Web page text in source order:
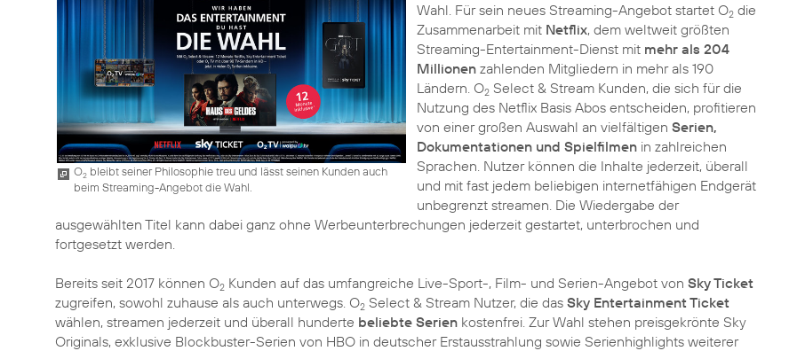
O2 bleibt seiner Philosophie treu und lässt seinen Kunden auch
beim Streaming-Angebot die Wahl.
Wahl. Für sein neues Streaming-Angebot startet O2die
Zusammenarbeit mit Netflix, dem weltweit größten
Streaming-Entertainment-Dienst mit mehr als 204
Millionenzahlenden Mitgliedern in mehr als 190
Ländern. O2Select & Stream Kunden, die sich für die
Nutzung des Netflix Basis Abos entscheiden, profitieren
von einer großen Auswahl an vielfältigen Serien,
Dokumentationen und Spielfilmenin zahlreichen
Sprachen. Nutzer können die Inhalte jederzeit, überall
und mit fast jedem beliebigen internetfähigen Endgerät
unbegrenzt streamen. Die Wiedergabe der
ausgewählten Titel kann dabei ganz ohne Werbeunterbrechungen jederzeit gestartet, unterbrochen und
fortgesetzt werden.
Bereits seit 2017 können O2 Kunden auf das umfangreiche Live-Sport-, Film- und Serien-Angebot von Sky Ticket
zugreifen, sowohl zuhause als auch unterwegs. O2 Select & Stream Nutzer, die das Sky Entertainment Ticket
wählen, streamen jederzeit und überall hunderte beliebte Serien kostenfrei. Zur Wahl stehen preisgekrönte Sky
Originals, exklusive Blockbuster-Serien von HBO in deutscher Erstausstrahlung sowie Serienhighlights weiterer